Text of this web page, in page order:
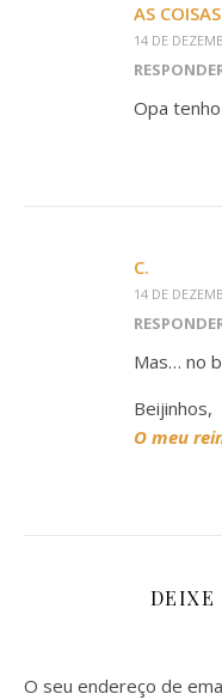
AS
14 DE
Opa
C.
14 DE
Mas… no
Beijinhos,
O meu
DEIXE
O seu endereço de